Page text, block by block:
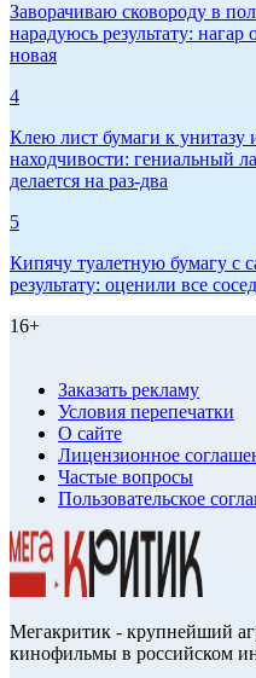
Заворачиваю сковороду в
нарадуюсь результату: нагар
новая
4
Клею лист бумаги к унитазу
находчивости: гениальный
делается на раз-два
5
Кипячу туалетную бумагу с
результату: оценили все
16+
Заказать рекламу
Условия перепечатки
О сайте
Лицензионное
Частые вопросы
Пользовательское
Мегакритик - крупнейший
кинофильмы в российском